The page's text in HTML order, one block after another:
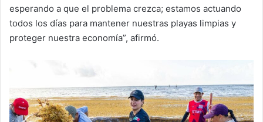
esperando a que el problema crezca; estamos actuando
todos los días para mantener nuestras playas limpias y
proteger nuestra economía”, afirmó.